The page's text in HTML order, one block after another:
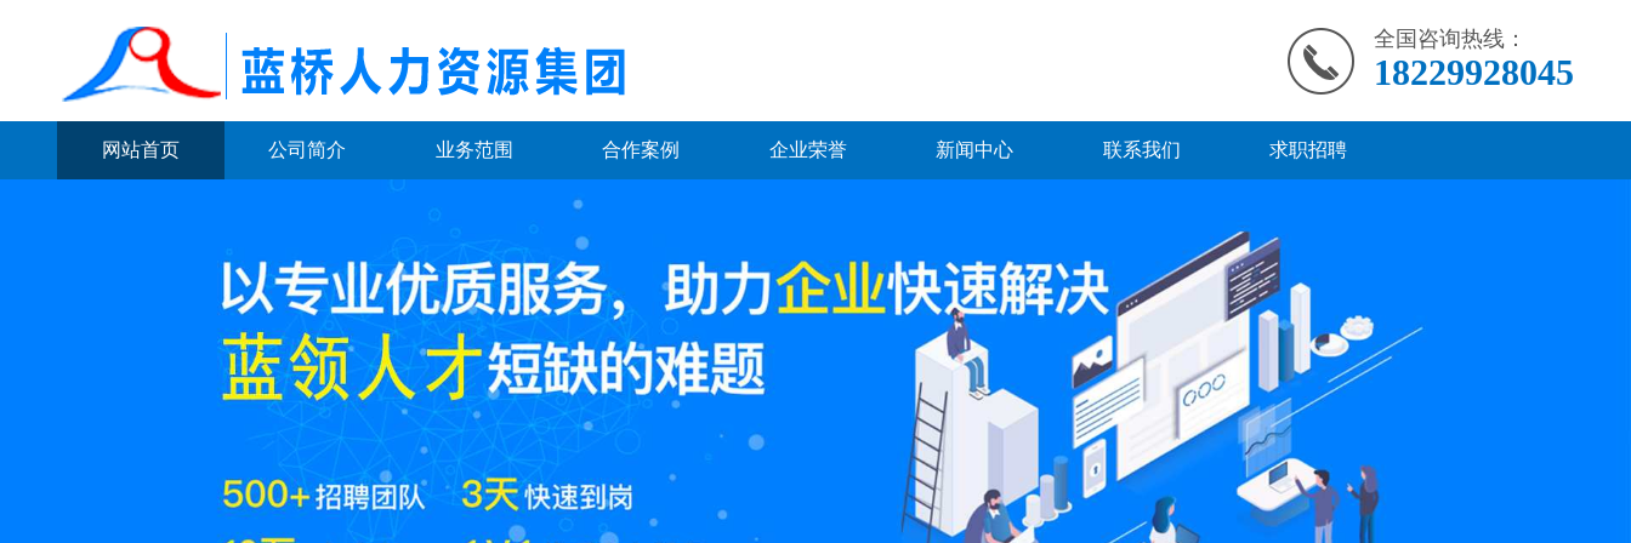
全国咨询热线：
18229928045
网站首页 公司简介 业务范围 合作案例 企业荣誉 新闻中心 联系我们 求职招聘